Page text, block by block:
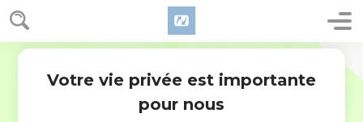
Votre vie privée est importante
pour nous